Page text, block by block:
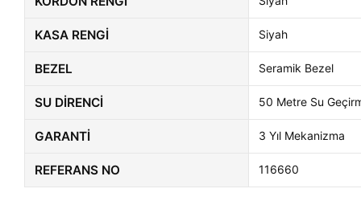
KASA RENGI Siyah
BEZEL Seramik Bezel
SU DIRENCI 50 Metre Su
GARANTI 3 Yıl Mekanizma
REFERANS NO 116660